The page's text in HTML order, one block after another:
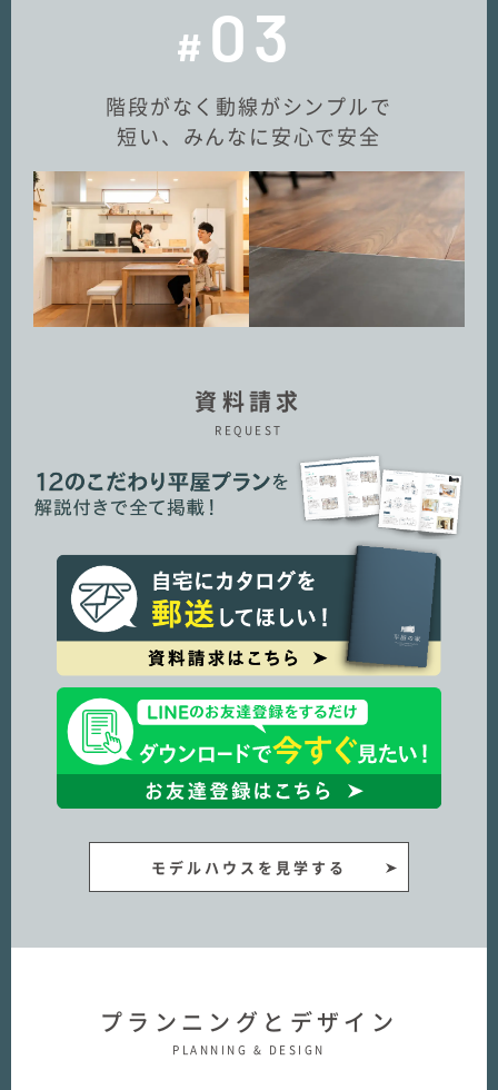
# 03
階段がなく動線がシンプルで
短い、みんなに安心で安全
資料請求
REQUEST
モデルハウスを見学する
プランニングとデザイン
PLANNING & DESIGN